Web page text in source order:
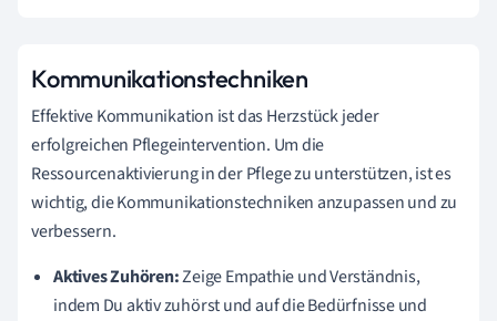
Kommunikationstechniken
Effektive Kommunikation ist das Herzstück jeder
erfolgreichen Pflegeintervention. Um die
Ressourcenaktivierung in der Pflege zu unterstützen, ist es
wichtig, die Kommunikationstechniken anzupassen und zu
verbessern.
Aktives Zuhören:Zeige Empathie und Verständnis,
indem Du aktiv zuhörst und auf die Bedürfnisse und